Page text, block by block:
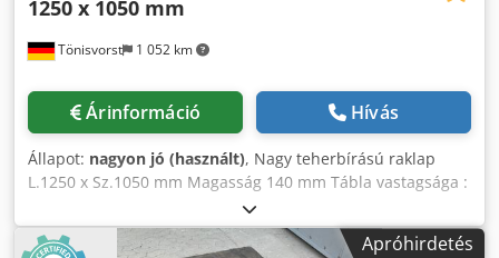
munkanappal a fizetés beérkezése után - ingyenesen a
vevő saját emelőberendezéssel végzi - A szállítás az egész
Szállítás EU-tagállamokba egyéni megállapodás alapján.
Tönisvorst 1 052 km
1250 x 1050 mm
Árinformáció Hívás
Állapot: nagyon jó (használt), Nagy teherbírású raklap
L.1250 x Sz.1050 mm Magasság 140 mm Tábla vastagsága :
35 mm Djdpfx Aoma Dagjbkeck súly 44,5 kg többféle
kapható
Apróhirdetés